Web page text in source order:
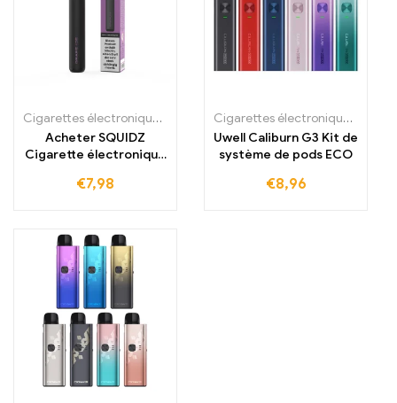
Cigarettes électroniques jetables ,Cigarettes électroniques
Acheter SQUIDZ
Cigarette électronique
€7,98
Cigarettes électroniques jetables
Uwell Caliburn G3 Kit de
système de pods ECO
€8,96